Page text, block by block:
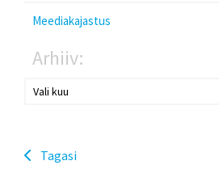
Meediakajastus
Arhiiv:
Tagasi